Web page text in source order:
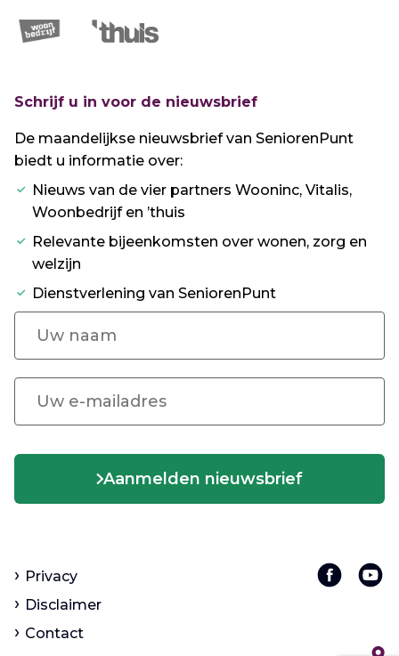
Schrijf u in voor de nieuwsbrief
De maandelijkse nieuwsbrief van SeniorenPunt
biedt u informatie over:
Nieuws van de vier partners Wooninc, Vitalis,
Woonbedrijf en ’thuis
Relevante bijeenkomsten over wonen, zorg en
welzijn
Dienstverlening van SeniorenPunt
Aanmelden nieuwsbrief
Privacy
Disclaimer
Contact